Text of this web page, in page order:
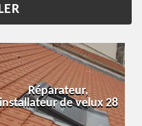
Réparateur,
de velux 28